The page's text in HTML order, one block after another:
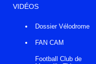
VIDÉOS
Dossier Vélodrome
FAN CAM
Football Club de